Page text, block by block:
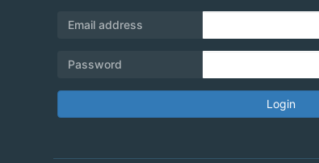
Email address
Password
Login